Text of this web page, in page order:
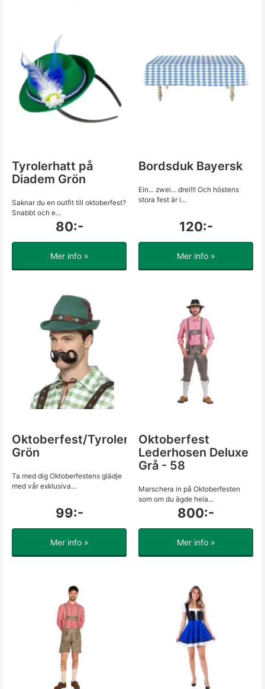
Tyrolerhatt på
Diadem Grön
Saknar du en outfit till oktoberfest?
Snabbt och e...
80:-
Mer info »
Bordsduk Bayersk
Ein... zwei... drei!!! Och höstens
stora fest är i...
120:-
Mer info »
Oktoberfest/Tyrolerhatt
Grön
Ta med dig Oktoberfestens glädje
med vår exklusiva...
99:-
Mer info »
Oktoberfest
Lederhosen Deluxe
Grå - 58
Marschera in på Oktoberfesten
som om du ägde hela...
800:-
Mer info »